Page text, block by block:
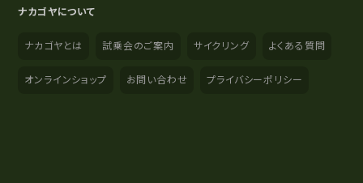
ナカゴヤについて
ナカゴヤとは 試乗会のご案内 サイクリング よくある質問
オンラインショップ お問い合わせ プライバシーポリシー